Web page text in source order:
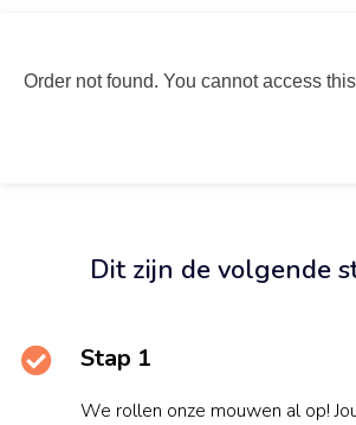
Order not found. You cannot access
Dit zijn de volgende
Stap 1
We rollen onze mouwen al op!